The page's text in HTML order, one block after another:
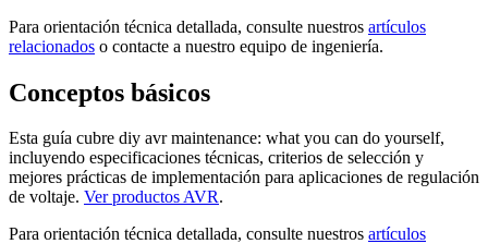
Para orientación técnica detallada, consulte nuestros artículos
relacionados o contacte a nuestro equipo de ingeniería.
Conceptos básicos
Esta guía cubre diy avr maintenance: what you can do yourself,
incluyendo especificaciones técnicas, criterios de selección y
mejores prácticas de implementación para aplicaciones de regulación
de voltaje. Ver productos AVR.
Para orientación técnica detallada, consulte nuestros artículos